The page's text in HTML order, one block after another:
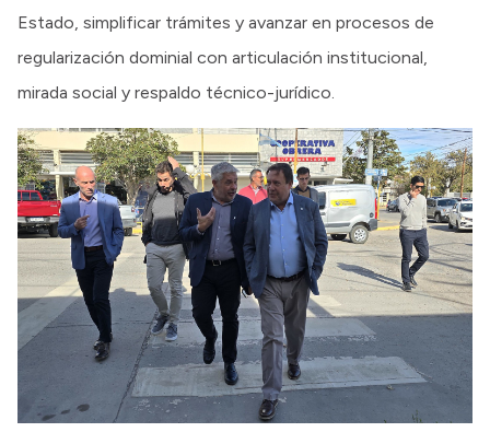
Estado, simplificar trámites y avanzar en procesos de
regularización dominial con articulación institucional,
mirada social y respaldo técnico-jurídico.